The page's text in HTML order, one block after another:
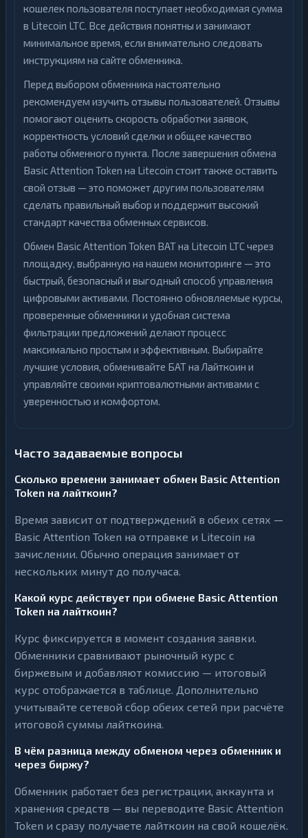
кошелек пользователя поступает необходимая сумма
в Litecoin LTC. Все действия понятны и занимают
минимальное время, если внимательно следовать
инструкциям на сайте обменника.
Перед выбором обменника настоятельно
рекомендуем изучить отзывы пользователей. Отзывы
помогают оценить скорость обработки заявок,
корректность условий сделки и общее качество
работы обменного пункта. После завершения обмена
Basic Attention Token на Litecoin стоит также оставить
свой отзыв — это поможет другим пользователям
сделать правильный выбор и поддержит высокий
стандарт качества обменных сервисов.
Обмен Basic Attention Token BAT на Litecoin LTC через
площадку, выбранную на нашем мониторинге — это
быстрый, безопасный и выгодный способ управления
цифровыми активами. Постоянно обновляемые курсы,
проверенные обменники и удобная система
фильтрации предложений делают процесс
максимально простым и эффективным. Выбирайте
лучшие условия, обменивайте БАТ на Лайткоин и
управляйте своими криптовалютными активами с
уверенностью и комфортом.
Часто задаваемые вопросы
Сколько времени занимает обмен Basic Attention
Token на лайткоин?
Время зависит от подтверждений в обеих сетях —
Basic Attention Token на отправке и Litecoin на
зачислении. Обычно операция занимает от
нескольких минут до получаса.
Какой курс действует при обмене Basic Attention
Token на лайткоин?
Курс фиксируется в момент создания заявки.
Обменники сравнивают рыночный курс с
биржевым и добавляют комиссию — итоговый
курс отображается в таблице. Дополнительно
учитывайте сетевой сбор обеих сетей при расчёте
итоговой суммы лайткоина.
В чём разница между обменом через обменник и
через биржу?
Обменник работает без регистрации, аккаунта и
хранения средств — вы переводите Basic Attention
Token и сразу получаете лайткоин на свой кошелёк.